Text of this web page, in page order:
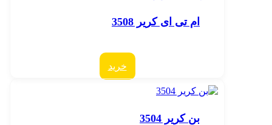
ام تی ای کریر 3508
خرید
بن کریر 3504